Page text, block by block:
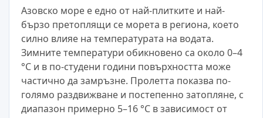
Азовско море е едно от най-плитките и най-
бързо претоплящи се морета в региона, което
силно влияе на температурата на водата.
Зимните температури обикновено са около 0–4
°C и в по-студени години повърхността може
частично да замръзне. Пролетта показва по-
голямо раздвижване и постепенно затопляне, с
диапазон примерно 5–16 °C в зависимост от